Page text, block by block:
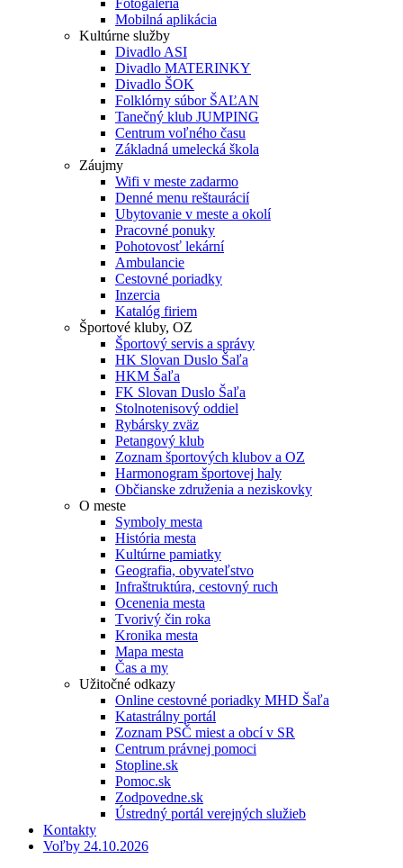
Fotogaléria
Mobilná aplikácia
Kultúrne služby
Divadlo ASI
Divadlo MATERINKY
Divadlo ŠOK
Folklórny súbor ŠAĽAN
Tanečný klub JUMPING
Centrum voľného času
Základná umelecká škola
Záujmy
Wifi v meste zadarmo
Denné menu reštaurácií
Ubytovanie v meste a okolí
Pracovné ponuky
Pohotovosť lekární
Ambulancie
Cestovné poriadky
Inzercia
Katalóg firiem
Športové kluby, OZ
Športový servis a správy
HK Slovan Duslo Šaľa
HKM Šaľa
FK Slovan Duslo Šaľa
Stolnotenisový oddiel
Rybársky zväz
Petangový klub
Zoznam športových klubov a OZ
Harmonogram športovej haly
Občianske združenia a neziskovky
O meste
Symboly mesta
História mesta
Kultúrne pamiatky
Geografia, obyvateľstvo
Infraštruktúra, cestovný ruch
Ocenenia mesta
Tvorivý čin roka
Kronika mesta
Mapa mesta
Čas a my
Užitočné odkazy
Online cestovné poriadky MHD Šaľa
Katastrálny portál
Zoznam PSČ miest a obcí v SR
Centrum právnej pomoci
Stopline.sk
Pomoc.sk
Zodpovedne.sk
Ústredný portál verejných služieb
Kontakty
Voľby 24.10.2026